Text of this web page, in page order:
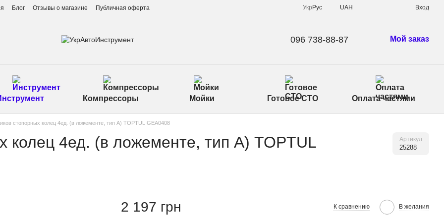
Блог Отзывы о магазине Публичная оферта Укр Рус UAH Вход
096 738-88-87 Мой заказ
Компрессоры Мойки Готовое СТО Оплата частями
стопорных колец 4ед. (в ложементе, тип А) TOPTUL GEA0408
колец 4ед. (в ложементе, тип А) TOPTUL
Артикул
25288
2 197 грн К сравнению В желания